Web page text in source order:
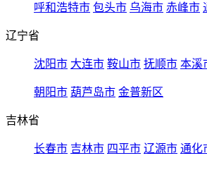
呼和浩特市 包头市 乌海市 赤峰市
辽宁省
沈阳市 大连市 鞍山市 抚顺市 本溪
朝阳市 葫芦岛市 金普新区
吉林省
长春市 吉林市 四平市 辽源市 通化